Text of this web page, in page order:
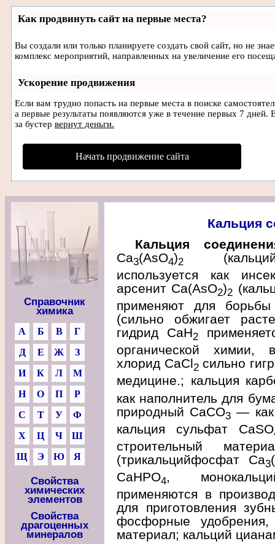
Как продвинуть сайт на первые места?
Вы создали или только планируете создать свой сайт, но не
комплекс мероприятий, направленных на увеличение его
Ускорение продвижения
Если вам трудно попасть на первые места в поиске
а первые результаты появляются уже в течение первых 7
за бустер вернут деньги.
Начать продвижение сайта
Справочник
химика
А Б В
Г
Д
Е Ж
З
И
К Л
М
Н
О П
Р
С
Т У
Ф
Х
Ц Ч
Ш
Щ
Э Ю Я
Свойства
химических
элементов
Свойства
драгоценных
минералов
Кальция
Кальция
Ca3(AsO4)2 (кальций
используется как
арсенит Са(AsO2)2
применяют для
(сильно обжигает
гидрид CaH2
органической химии,
хлорид CaCl2сильно
медицине.; кальция
как наполнитель для
природный CaCO3 — как
кальция сульфат CaSO
строительный
(трикальцийфосфат Ca3
CaHPO4,
применяются в
для приготовления
фосфорные
материал; кальций